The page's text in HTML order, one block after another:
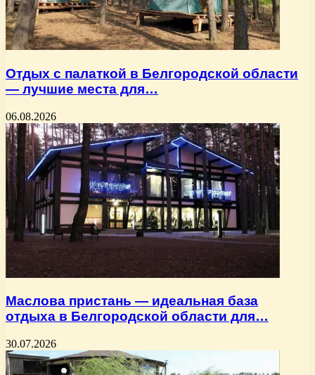
Отдых с палаткой в Белгородской области
— лучшие места для…
06.08.2026
Маслова пристань — идеальная база
отдыха в Белгородской области для…
30.07.2026